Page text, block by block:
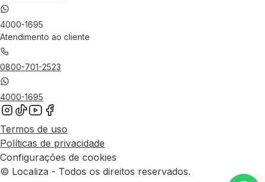
4000-1695
Atendimento ao cliente
0800-701-2523
4000-1695
Termos de uso
Políticas de privacidade
Configurações de cookies
© Localiza - Todos os direitos reservados.